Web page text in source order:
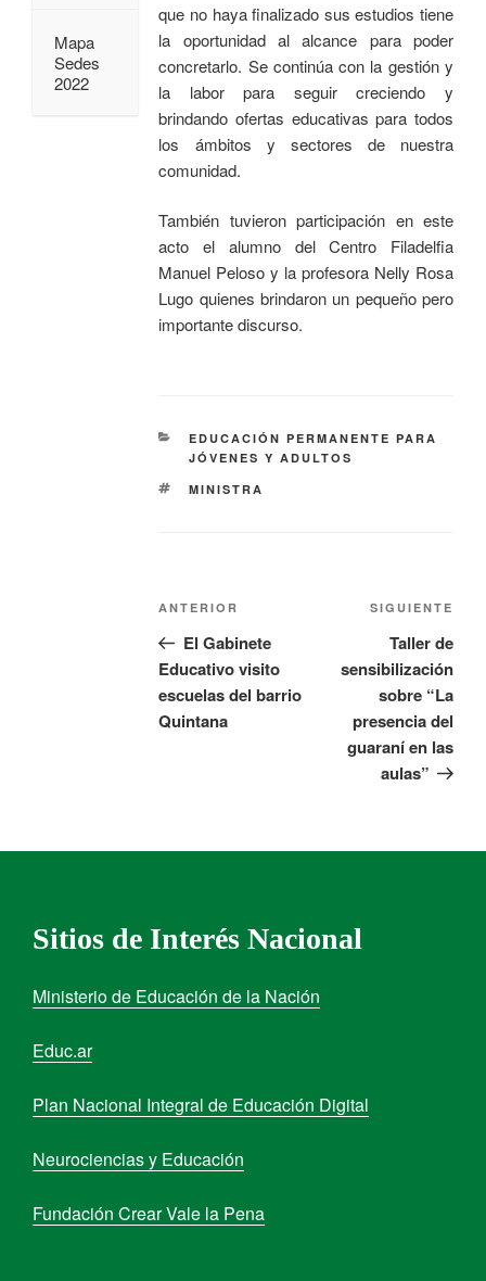
que no haya finalizado sus estudios tiene
la oportunidad al alcance para poder
concretarlo. Se continúa con la gestión y
la labor para seguir creciendo y
brindando ofertas educativas para todos
los ámbitos y sectores de nuestra
comunidad.
También tuvieron participación en este
acto el alumno del Centro Filadelfia
Manuel Peloso y la profesora Nelly Rosa
Lugo quienes brindaron un pequeño pero
importante discurso.
EDUCACIÓN PERMANENTE PARA
JÓVENES Y ADULTOS
MINISTRA
ANTERIOR
El Gabinete
Educativo visito
escuelas del barrio
Quintana
SIGUIENTE
Taller de
sensibilización
sobre “La
presencia del
guaraní en las
aulas”
Mapa
Sedes
2022
Sitios de Interés Nacional
Ministerio de Educación de la Nación
Educ.ar
Plan Nacional Integral de Educación Digital
Neurociencias y Educación
Fundación Crear Vale la Pena